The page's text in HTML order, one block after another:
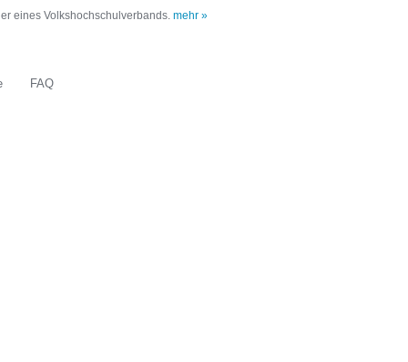
eines Volkshochschulverbands. mehr »
FAQ